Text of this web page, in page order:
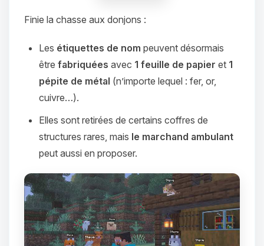
Finie la chasse aux donjons :
Les étiquettes de nom peuvent désormais
être fabriquées avec 1 feuille de papier et 1
pépite de métal (n’importe lequel : fer, or,
cuivre…).
Elles sont retirées de certains coffres de
structures rares, mais le marchand ambulant
peut aussi en proposer.